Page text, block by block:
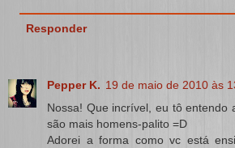
Responder
Pepper K. 19 de maio de 2010 às
Nossa! Que incrível, eu tô entendo
são mais homens-palito =D
Adorei a forma como vc está